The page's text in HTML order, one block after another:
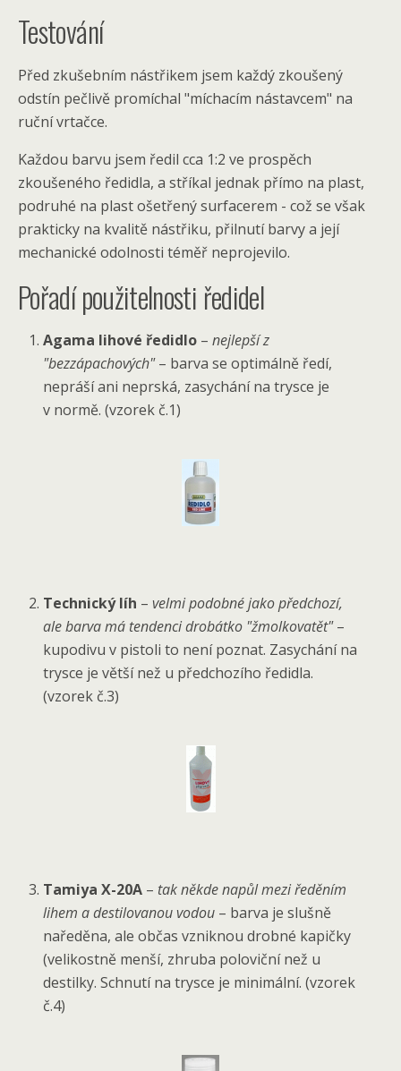
Testování
Před zkušebním nástřikem jsem každý zkoušený
odstín pečlivě promíchal "míchacím nástavcem" na
ruční vrtačce.
Každou barvu jsem ředil cca 1:2 ve prospěch
zkoušeného ředidla, a stříkal jednak přímo na plast,
podruhé na plast ošetřený surfacerem - což se však
prakticky na kvalitě nástřiku, přilnutí barvy a její
mechanické odolnosti téměř neprojevilo.
Pořadí použitelnosti ředidel
Agama lihové ředidlo –nejlepší z
"bezzápachových"– barva se optimálně ředí,
nepráší ani neprská, zasychání na trysce je
v normě. (vzorek č.1)
Technický líh –velmi podobné jako předchozí,
ale barva má tendenci drobátko "žmolkovatět"–
kupodivu v pistoli to není poznat. Zasychání na
trysce je větší než u předchozího ředidla.
(vzorek č.3)
Tamiya X-20A – tak někde napůl mezi ředěním
lihem a destilovanou vodou – barva je slušně
naředěna, ale občas vzniknou drobné kapičky
(velikostně menší, zhruba poloviční než u
destilky. Schnutí na trysce je minimální. (vzorek
č.4)